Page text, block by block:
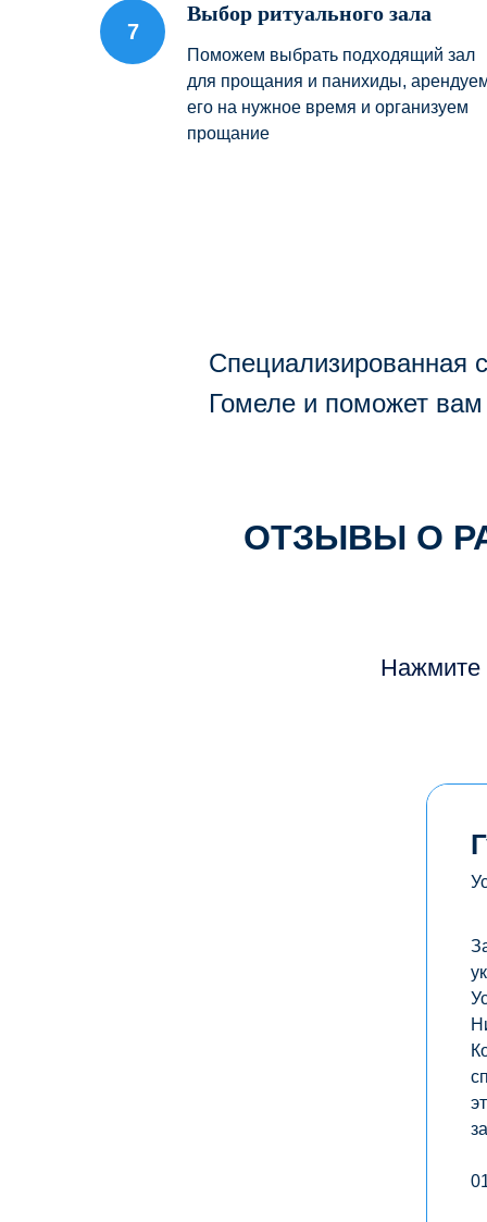
Выбор ритуального зала
Поможем выбрать подходящий зал
для прощания и панихиды,
его на нужное время и организуем
прощание
Специализированная
Гомеле и поможет
ОТЗЫВЫ О
Нажмите